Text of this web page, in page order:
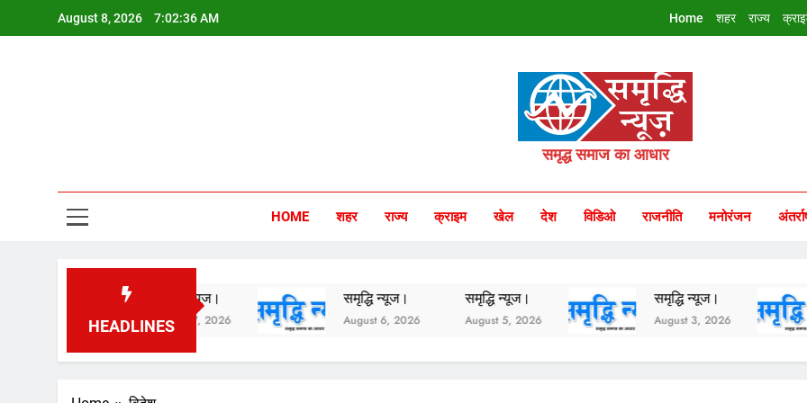
August 8, 2026 7:02:37 AM Home शहर राज्य
Samriddhi Samachar
समृद्ध समाज का आधार
HOME शहर राज्य क्राइम खेल देश विडिओ राजनीति मनोरंजन
HEADLINES
समृद्धि न्यूज।
August 7, 2026
समृद्धि न्यूज।
August 6, 2026
समृद्धि न्यूज।
August 5, 2026
समृद्धि न्यूज।
August 3, 2026